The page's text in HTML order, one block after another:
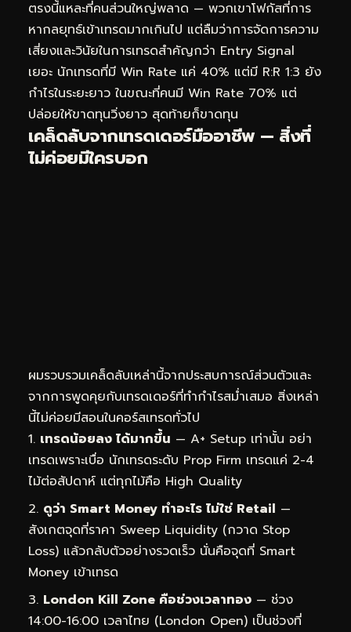
ตรงนี้แหละที่คนส่วนใหญ่พลาด — พวกเขาโฟกัสที่การ
หากลยุทธ์เข้าเทรดมากเกินไป แต่ลืมว่าการจัดการความ
เสี่ยงและวินัยในการเทรดสำคัญกว่า Entry Signal
เยอะ นักเทรดที่มี Win Rate แค่ 40% แต่มี R:R 1:3 ยัง
กำไรในระยะยาว ในขณะที่คนมี Win Rate 70% แต่
ปล่อยให้ขาดทุนวิ่งยาว สุดท้ายก็ขาดทุน
เคล็ดลับจากเทรดเดอร์มืออาชีพ — สิ่งที่
ไม่ค่อยมีใครบอก
ผมรวบรวมเคล็ดลับเหล่านี้จากประสบการณ์ส่วนตัวและ
จากการพูดคุยกับเทรดเดอร์ที่ทำกำไรสม่ำเสมอ สิ่งเหล่า
นี้ไม่ค่อยมีสอนในคอร์สเทรดทั่วไป
เทรดน้อยลง ได้มากขึ้น — A+ Setup เท่านั้น อย่า
เทรดเพราะเบื่อ นักเทรดระดับ Prop Firm เทรดแค่ 2-4
ไม้ต่อสัปดาห์ แต่ทุกไม้คือ High Quality
ดูว่า Smart Money ทำอะไร ไม่ใช่ Retail —
สังเกตจุดที่ราคา Sweep Liquidity (กวาด Stop
Loss) แล้วกลับตัวอย่างรวดเร็ว นั่นคือจุดที่ Smart
Money เข้าเทรด
London Kill Zone คือช่วงเวลาทอง — ช่วง
14:00-16:00 เวลาไทย (London Open) เป็นช่วงที่